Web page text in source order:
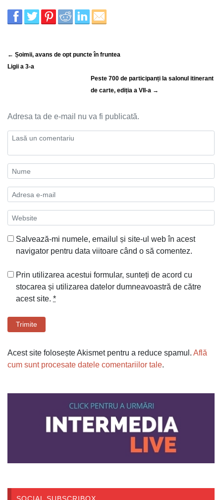
← Șoimii, avans de opt puncte în fruntea
Ligii a 3-a
Peste 700 de participanți la salonul itinerant
de carte, ediția a VII-a →
Adresa ta de e-mail nu va fi publicată.
Salvează-mi numele, emailul și site-ul web în acest
navigator pentru data viitoare când o să comentez.
Prin utilizarea acestui formular, sunteți de acord cu
stocarea și utilizarea datelor dumneavoastră de către
acest site. *
Trimite
Acest site folosește Akismet pentru a reduce spamul. Află
cum sunt procesate datele comentariilor tale.